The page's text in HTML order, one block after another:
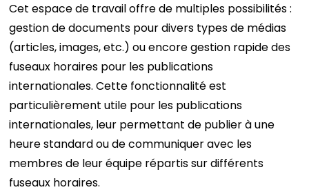
Cet espace de travail offre de multiples possibilités :
gestion de documents pour divers types de médias
(articles, images, etc.) ou encore gestion rapide des
fuseaux horaires pour les publications
internationales. Cette fonctionnalité est
particulièrement utile pour les publications
internationales, leur permettant de publier à une
heure standard ou de communiquer avec les
membres de leur équipe répartis sur différents
fuseaux horaires.